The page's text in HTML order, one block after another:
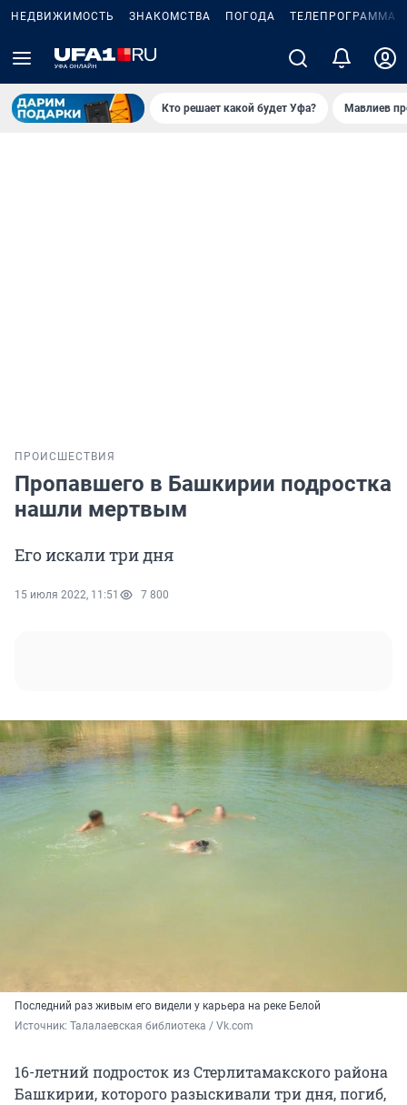
НЕДВИЖИМОСТЬ ЗНАКОМСТВА ПОГОДА ТЕЛЕПРОГРАММА
Кто решает какой будет Уфа? Мавлиев
ПРОИСШЕСТВИЯ
Пропавшего в Башкирии подростка
нашли мертвым
Его искали три дня
15 июля 2022, 11:51 7 800
Последний раз живым его видели у карьера на реке Белой
Источник: Талалаевская библиотека / Vk.com
16-летний подросток из Стерлитамакского района
Башкирии, которого разыскивали три дня, погиб,